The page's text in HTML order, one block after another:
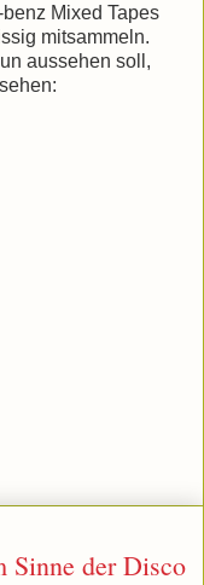
Mixed Tapes
mitsammeln.
aussehen soll,
Sinne der Disco